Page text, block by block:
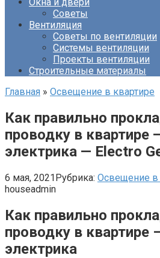
Советы
Вентиляция
Советы по вентиляции
Системы вентиляции
Проекты вентиляции
Строительные материалы
Главная » Освещение в квартире
Как правильно
проводку в квартире
электрика — Electro
6 мая, 2021Рубрика: Освещение в
houseadmin
Как правильно
проводку в квартире
электрика